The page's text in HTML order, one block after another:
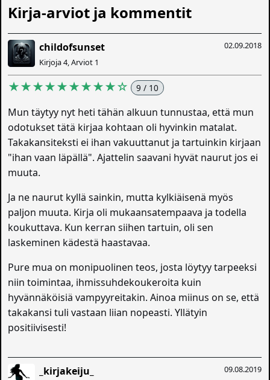
Kirja-arviot ja kommentit
02.09.2018
childofsunset
Kirjoja 4, Arviot 1
★★★★★★★★★☆ 9 / 10
Mun täytyy nyt heti tähän alkuun tunnustaa, että mun
odotukset tätä kirjaa kohtaan oli hyvinkin matalat.
Takakansiteksti ei ihan vakuuttanut ja tartuinkin kirjaan
"ihan vaan läpällä". Ajattelin saavani hyvät naurut jos ei
muuta.
Ja ne naurut kyllä sainkin, mutta kylkiäisenä myös
paljon muuta. Kirja oli mukaansatempaava ja todella
koukuttava. Kun kerran siihen tartuin, oli sen
laskeminen kädestä haastavaa.
Pure mua on monipuolinen teos, josta löytyy tarpeeksi
niin toimintaa, ihmissuhdekoukeroita kuin
hyvännäköisiä vampyyreitakin. Ainoa miinus on se, että
takakansi tuli vastaan liian nopeasti. Yllätyin
positiivisesti!
09.08.2019
_kirjakeiju_